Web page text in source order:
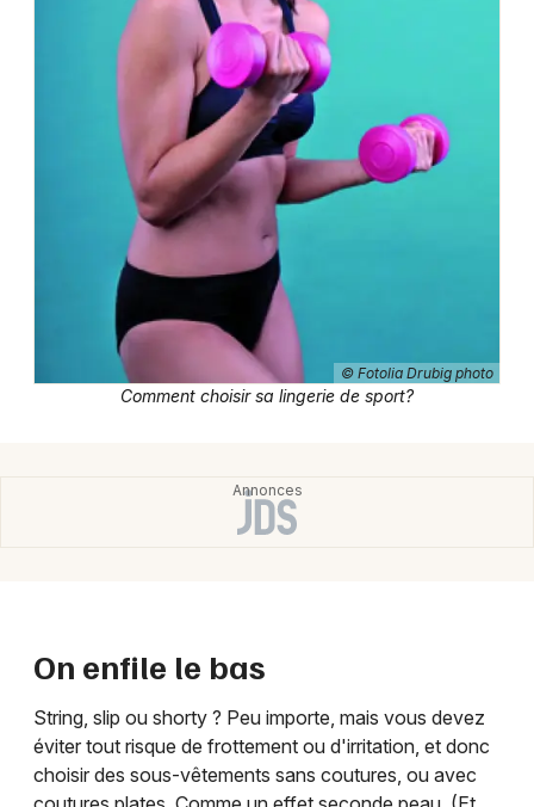
Je m'abonne
© Fotolia Drubig photo
Comment choisir sa lingerie de sport?
On enfile le bas
String, slip ou shorty ? Peu importe, mais vous devez
éviter tout risque de frottement ou d'irritation, et donc
choisir des sous-vêtements sans coutures, ou avec